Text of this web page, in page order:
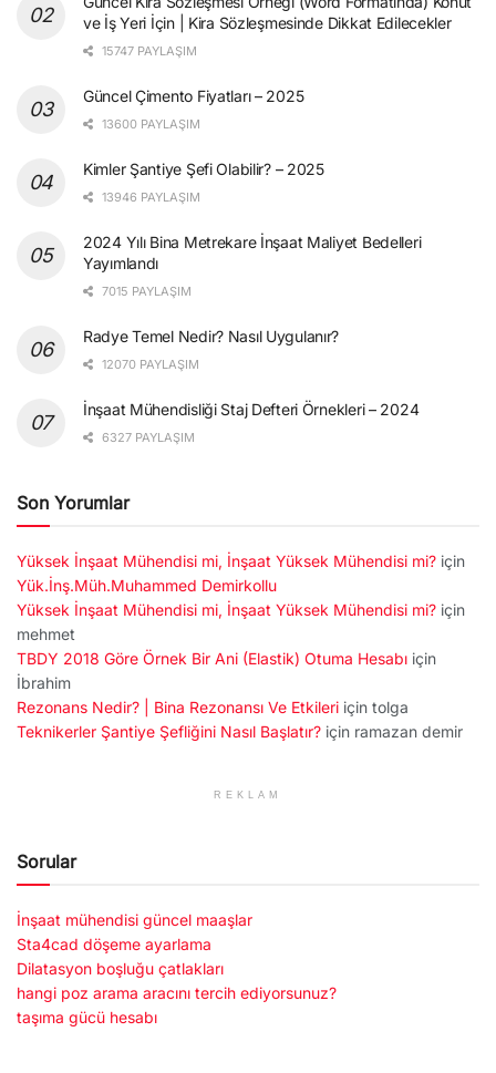
ve İş Yeri İçin | Kira Sözleşmesinde Dikkat Edilecekler
15747 PAYLAŞIM
Güncel Çimento Fiyatları – 2025
13600 PAYLAŞIM
Kimler Şantiye Şefi Olabilir? – 2025
13946 PAYLAŞIM
2024 Yılı Bina Metrekare İnşaat Maliyet Bedelleri
Yayımlandı
7015 PAYLAŞIM
Radye Temel Nedir? Nasıl Uygulanır?
12070 PAYLAŞIM
İnşaat Mühendisliği Staj Defteri Örnekleri – 2024
6327 PAYLAŞIM
Son Yorumlar
Yüksek İnşaat Mühendisi mi, İnşaat Yüksek Mühendisi mi? için
Yük.İnş.Müh.Muhammed Demirkollu
Yüksek İnşaat Mühendisi mi, İnşaat Yüksek Mühendisi mi? için
mehmet
TBDY 2018 Göre Örnek Bir Ani (Elastik) Otuma Hesabı için
İbrahim
Rezonans Nedir? | Bina Rezonansı Ve Etkileri için tolga
Teknikerler Şantiye Şefliğini Nasıl Başlatır? için ramazan demir
REKLAM
Sorular
İnşaat mühendisi güncel maaşlar
Sta4cad döşeme ayarlama
Dilatasyon boşluğu çatlakları
hangi poz arama aracını tercih ediyorsunuz?
taşıma gücü hesabı